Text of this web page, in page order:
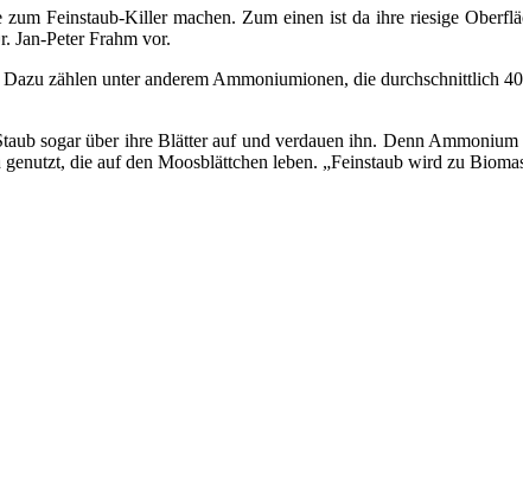
Feinstaub-Killer machen. Zum einen ist da ihre riesige
Jan-Peter Frahm vor.
zählen unter anderem Ammoniumionen, die durchschnittlich
sogar über ihre Blätter auf und verdauen ihn. Denn
die auf den Moosblättchen leben. „Feinstaub wird zu